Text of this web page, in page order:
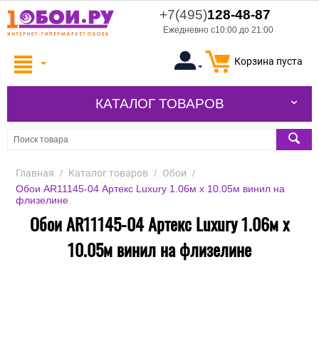
+7(495)128-48-87
Ежедневно с10:00 до 21:00
Корзина пуста
КАТАЛОГ ТОВАРОВ
Главная / Каталог товаров / Обои /
Обои AR11145-04 Артекс Luxury 1.06м x 10.05м винил на
флизелине
Обои AR11145-04 Артекс Luxury 1.06м x
10.05м винил на флизелине